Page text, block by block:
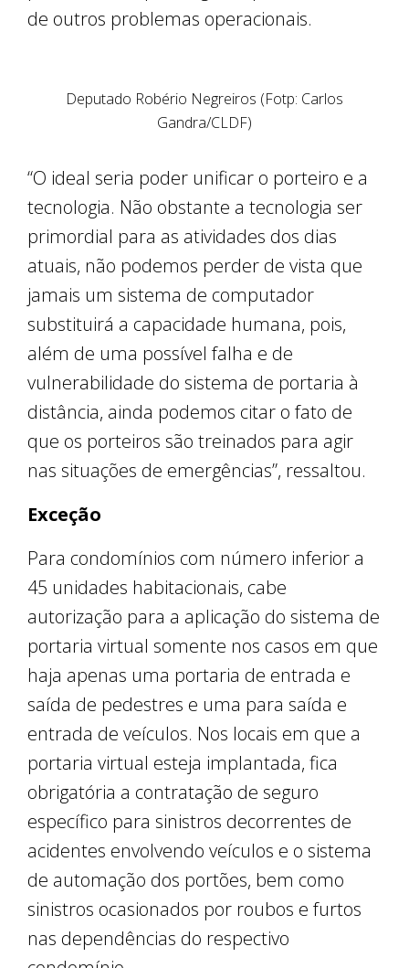
de outros problemas operacionais.
Deputado Robério Negreiros (Fotp: Carlos
Gandra/CLDF)
“O ideal seria poder unificar o porteiro e a
tecnologia. Não obstante a tecnologia ser
primordial para as atividades dos dias
atuais, não podemos perder de vista que
jamais um sistema de computador
substituirá a capacidade humana, pois,
além de uma possível falha e de
vulnerabilidade do sistema de portaria à
distância, ainda podemos citar o fato de
que os porteiros são treinados para agir
nas situações de emergências”, ressaltou.
Exceção
Para condomínios com número inferior a
45 unidades habitacionais, cabe
autorização para a aplicação do sistema de
portaria virtual somente nos casos em que
haja apenas uma portaria de entrada e
saída de pedestres e uma para saída e
entrada de veículos. Nos locais em que a
portaria virtual esteja implantada, fica
obrigatória a contratação de seguro
específico para sinistros decorrentes de
acidentes envolvendo veículos e o sistema
de automação dos portões, bem como
sinistros ocasionados por roubos e furtos
nas dependências do respectivo